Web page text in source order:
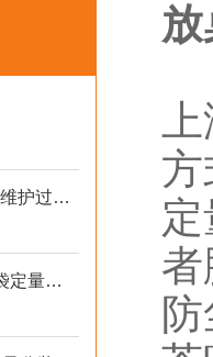
粉末定量分装机选购从精度到维护过程的步骤
饰品配件颗粒1-500克手工装袋定量分装机推荐